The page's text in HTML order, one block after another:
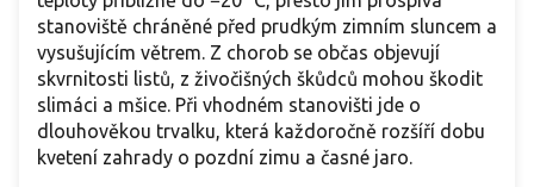
stanoviště chráněné před prudkým zimním sluncem a
vysušujícím větrem. Z chorob se občas objevují
skvrnitosti listů, z živočišných škůdců mohou škodit
slimáci a mšice. Při vhodném stanovišti jde o
dlouhověkou trvalku, která každoročně rozšíří dobu
kvetení zahrady o pozdní zimu a časné jaro.